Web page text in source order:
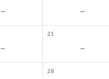
-
-
21
-
-
28